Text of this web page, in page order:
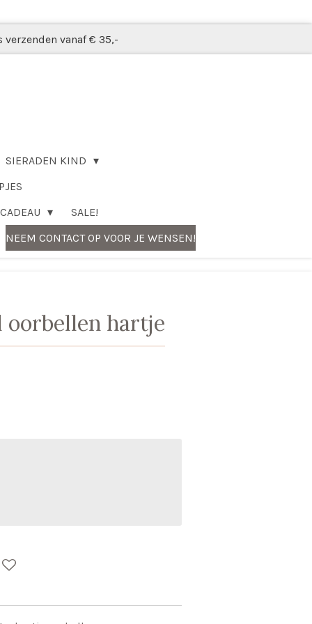
verzenden vanaf € 35,-
SIERADEN KIND
CADEAU
SALE!
NEEM CONTACT OP VOOR JE WENSEN!
oorbellen hartje